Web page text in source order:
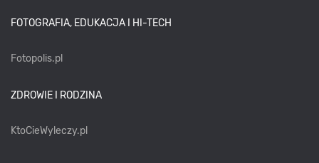
FOTOGRAFIA, EDUKACJA I HI-TECH
Fotopolis.pl
ZDROWIE I RODZINA
KtoCieWyleczy.pl